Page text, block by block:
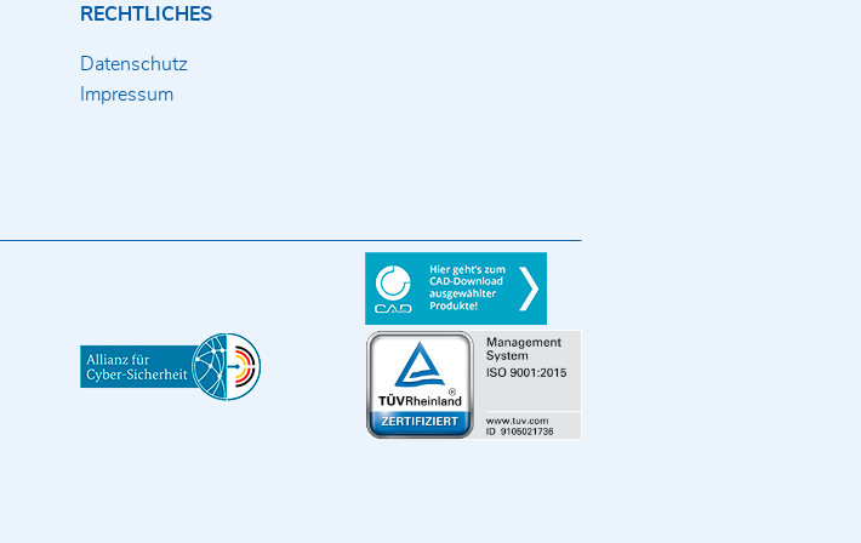
RECHTLICHES
Datenschutz
Impressum